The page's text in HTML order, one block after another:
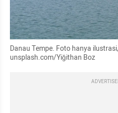
Danau Tempe. Foto hanya
unsplash.com/Yiğithan Boz